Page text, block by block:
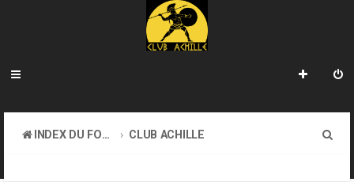
INDEX DU FORUM
CLUB ACHILLE